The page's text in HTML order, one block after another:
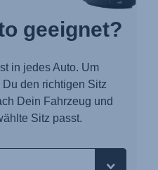
geeignet?
in jedes Auto. Um
den richtigen Sitz
Dein Fahrzeug und
Sitz passt.